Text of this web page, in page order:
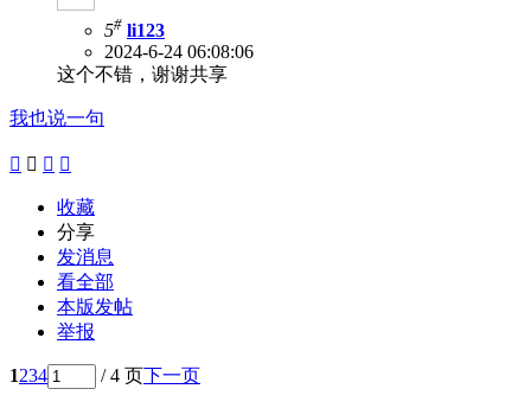
5# li123
2024-6-24 06:08:06
这个不错，谢谢共享
我也说一句
   
收藏
分享
发消息
看全部
本版发帖
举报
1234 / 4 页下一页